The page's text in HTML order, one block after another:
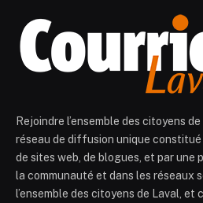
Rejoindre l’ensemble des citoyens
réseau de diffusion unique constitué
de sites web, de blogues, et par une
la communauté et dans les réseaux
l’ensemble des citoyens de Laval, et